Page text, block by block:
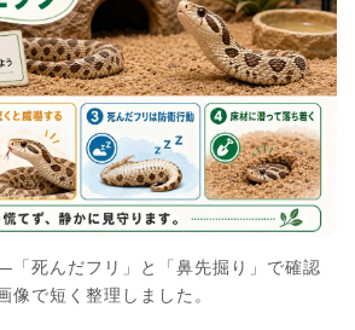
死んだフリ」と「鼻先掘り」で確認
像で短く整理しました。